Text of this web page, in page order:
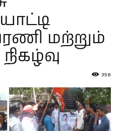
மற்றும்
358